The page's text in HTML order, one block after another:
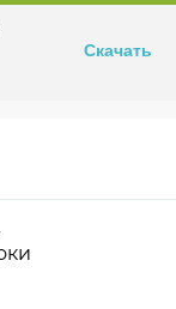
Скачать